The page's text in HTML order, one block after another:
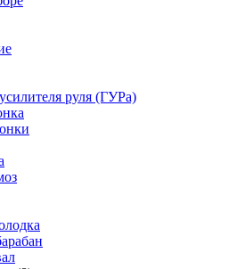
руля (ГУРа)